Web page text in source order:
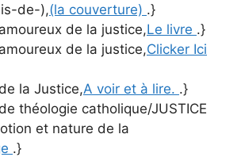
de-),(la couverture) .}
de la justice,Le livre .}
de la justice,Clicker Ici
la Justice,A voir et à lire. .}
théologie catholique/JUSTICE
et nature de la
.}